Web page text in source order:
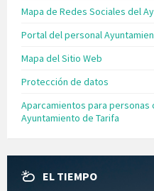
Mapa de Redes Sociales del
Portal del personal
Mapa del Sitio Web
Protección de datos
Aparcamientos para personas
Ayuntamiento de Tarifa
EL TIEMPO